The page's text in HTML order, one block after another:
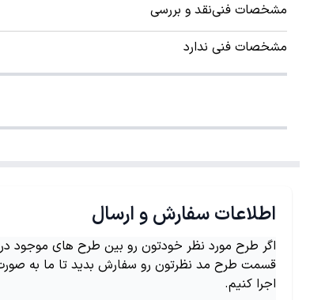
مشخصات فنینقد و بررسی
مشخصات فنی ندارد
اطلاعات سفارش و ارسال
اگر طرح مورد نظر خودتون رو بین طرح های موجود
قسمت طرح مد نظرتون رو سفارش بدید تا ما به
اجرا کنیم.